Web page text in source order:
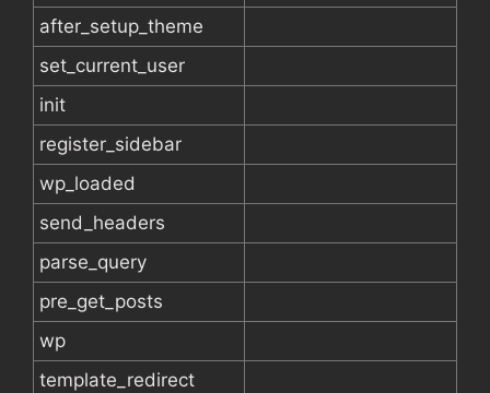
after_setup_theme
set_current_user
init
register_sidebar
wp_loaded
send_headers
parse_query
pre_get_posts
wp
template_redirect